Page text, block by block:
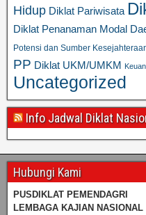
Hidup Diklat Pariwisata
Diklat Penanaman Modal
Potensi dan Sumber
PP Diklat UKM/UMKM
Uncategorized
Info Jadwal Diklat
Hubungi Kami
PUSDIKLAT PEMENDAGRI
LEMBAGA KAJIAN NASIONAL